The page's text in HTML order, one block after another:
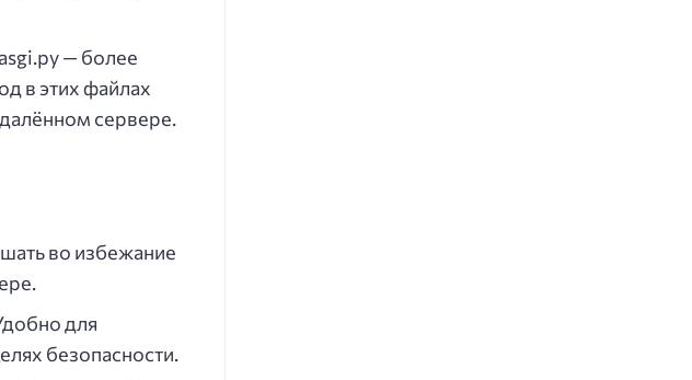
— более
в этих файлах
сервере.
во избежание
для
безопасности.